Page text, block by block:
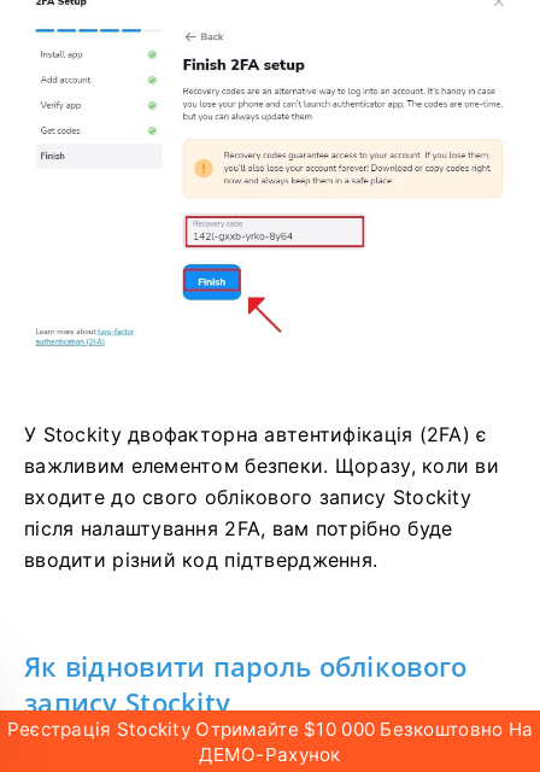
У Stockity двофакторна автентифікація (2FA) є
важливим елементом безпеки. Щоразу, коли ви
входите до свого облікового запису Stockity
після налаштування 2FA, вам потрібно буде
вводити різний код підтвердження.
Як відновити пароль облікового
запису Stockity
Втрата пароля та неможливість доступу до
Реєстрація Stockity Отримайте $10 000 Безкоштовно На
ДЕМО-Рахунок